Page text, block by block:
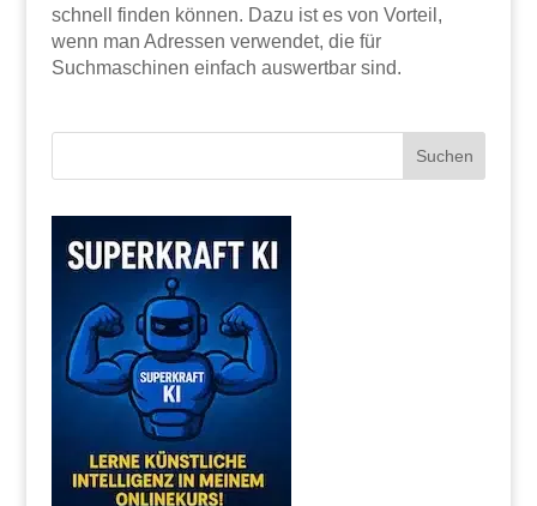
schnell finden können. Dazu ist es von Vorteil,
wenn man Adressen verwendet, die für
Suchmaschinen einfach auswertbar sind.